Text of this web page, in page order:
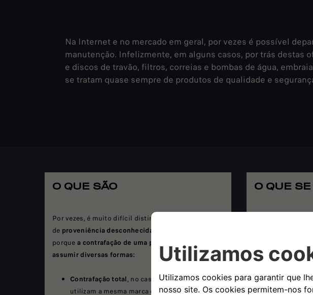
Na Internet e no mercado em geral, por vezes é possível
manutenção. Infelizmente, em alguns casos, por trás destas
e discos de travão, filtros, correias e bombas de água,
se tratam quase sempre de produtos de qualidade e
O QUE SÃO
Por vezes, é muito difícil distinguir uma peça
de proveniência desconhecida
porque a contrafação de uma peça original pode
assumir diversas formas:
Contrafação total, no caso de produtos que
utilizam a mesma marca e visualmente são
O QUE
estar na origem
com materiais
exemplo, uma